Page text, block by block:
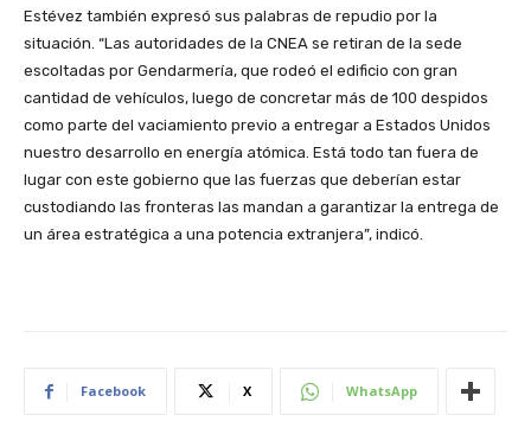
Estévez también expresó sus palabras de repudio por la
situación. “Las autoridades de la CNEA se retiran de la sede
escoltadas por Gendarmería, que rodeó el edificio con gran
cantidad de vehículos, luego de concretar más de 100 despidos
como parte del vaciamiento previo a entregar a Estados Unidos
nuestro desarrollo en energía atómica. Está todo tan fuera de
lugar con este gobierno que las fuerzas que deberían estar
custodiando las fronteras las mandan a garantizar la entrega de
un área estratégica a una potencia extranjera”, indicó.
Facebook X WhatsApp